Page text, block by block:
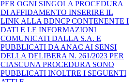
PER OGNI SINGOLA PROCEDURA
DI AFFIDAMENTO INSERIRE IL
LINK ALLA BDNCP CONTENENTE I
DATI E LE INFORMAZIONI
COMUNICATI DALLA S.A. E
PUBBLICATI DA ANAC AI SENSI
DELLA DELIBERA N. 261/2023 PER
CIASCUNA PROCEDURA SONO
PUBBLICATI INOLTRE I SEGUENTI